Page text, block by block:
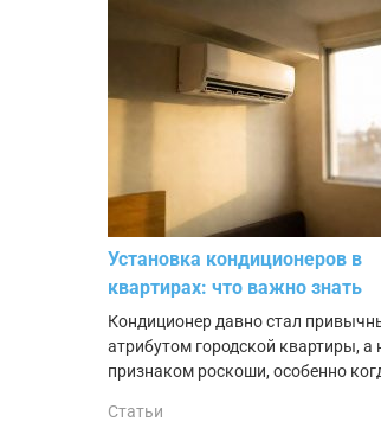
Установка кондиционеров в
квартирах: что важно знать
Кондиционер давно стал
атрибутом городской квартиры, а
признаком роскоши, особенно
Статьи